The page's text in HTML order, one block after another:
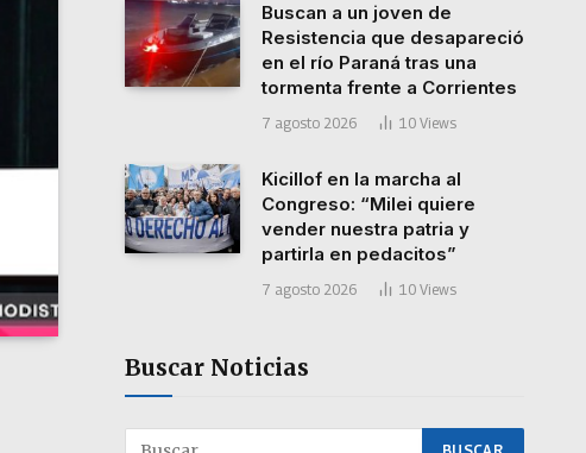
Buscan a un joven de
Resistencia que desapareció
en el río Paraná tras una
tormenta frente a Corrientes
7 agosto 2026 10 Views
Kicillof en la marcha al
Congreso: “Milei quiere
vender nuestra patria y
partirla en pedacitos”
7 agosto 2026 10 Views
Buscar Noticias